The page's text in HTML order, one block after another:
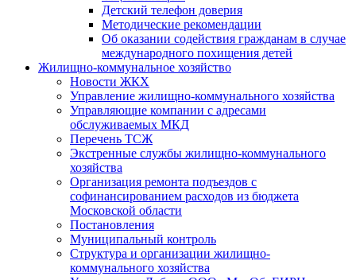
Детский телефон доверия
Методические рекомендации
Об оказании содействия гражданам в случае
международного похищения детей
Жилищно-коммунальное хозяйство
Новости ЖКХ
Управление жилищно-коммунального хозяйства
Управляющие компании с адресами
обслуживаемых МКД
Перечень ТСЖ
Экстренные службы жилищно-коммунального
хозяйства
Организация ремонта подъездов с
софинансированием расходов из бюджета
Московской области
Постановления
Муниципальный контроль
Структура и организации жилищно-
коммунального хозяйства